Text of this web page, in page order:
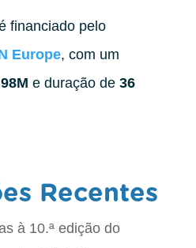
financiado pelo
Europe, com um
e duração de 36
Recentes
à 10.ª edição do